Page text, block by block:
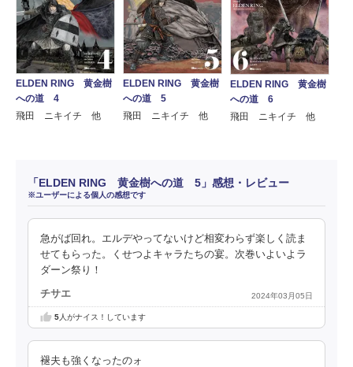
ELDEN RING 黄金樹
への道 4
飛田 ニキイチ 他
ELDEN RING 黄金樹
への道 5
飛田 ニキイチ 他
ELDEN RING 黄金樹
への道 6
飛田 ニキイチ 他
「ELDEN RING 黄金樹への道 5」感想・レビュー
※ユーザーによる個人の感想です
急がば回れ。エルデやってないけど相変わらず楽しく読ま
せてもらった。くせつよキャラたちの宴。次巻いよいよラ
ダーン祭り！
チサエ 2024年03月05日
5人がナイス！しています
褪夫も強くなったのォ